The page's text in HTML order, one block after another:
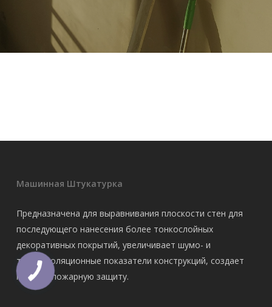
Машинная Штукатурка
Предназначена для выравнивания плоскости стен для
последующего нанесения более тонкослойных
декоративных покрытий, увеличивает шумо- и
теплоизоляционные показатели конструкций, создает
противопожарную защиту.